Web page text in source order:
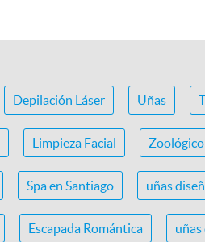
Depilación Láser Uñas
Limpieza Facial Zoológico
Spa en Santiago uñas
Escapada Romántica uñas